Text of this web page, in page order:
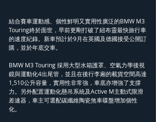
結合賽車運動感、個性鮮明又實用性廣泛的BMW M3
Touring終於面世，早前更剛打破了紐布靈最快旅行車
的速度紀錄。新車預計於9月在英國及德國接受公開訂
購，並於年底交車。
BMW M3 Touring 採用大型水箱護罩、空氣力學後視
鏡與運動化4出尾管，並且在後行李廂的載貨空間高達
1,510公升容量，實用性非常強，車底亦增強了支撐
力。另外配置運動化懸吊系統及Active M主動式限滑
差速器，車主可選配碳纖維陶瓷煞車碟盤增加個性
化。